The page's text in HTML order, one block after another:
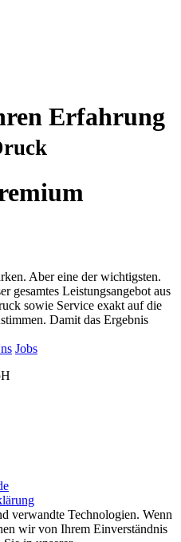
Erfahrung
Aber eine der wichtigsten.
gesamtes Leistungsangebot aus
sowie Service exakt auf die
Damit das Ergebnis
Jobs
verwandte Technologien. Wenn
wir von Ihrem Einverständnis